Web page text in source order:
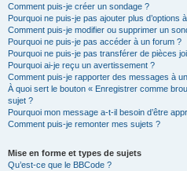
Comment puis-je créer un sondage ?
Pourquoi ne puis-je pas ajouter plus d’options
Comment puis-je modifier ou supprimer un
Pourquoi ne puis-je pas accéder à un forum ?
Pourquoi ne puis-je pas transférer de pièces
Pourquoi ai-je reçu un avertissement ?
Comment puis-je rapporter des messages à
À quoi sert le bouton « Enregistrer comme
sujet ?
Pourquoi mon message a-t-il besoin d’être
Comment puis-je remonter mes sujets ?
Mise en forme et types de sujets
Qu’est-ce que le BBCode ?